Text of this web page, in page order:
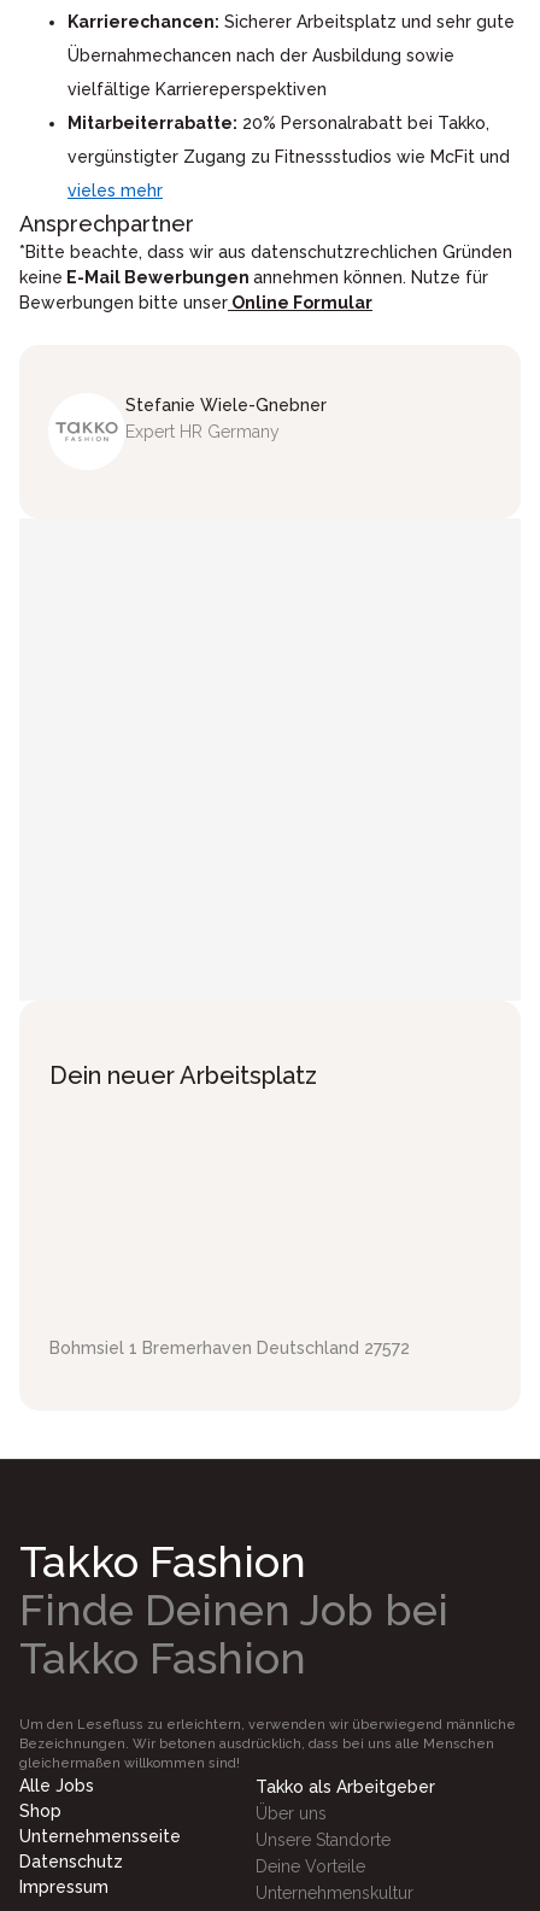
Karrierechancen: Sicherer Arbeitsplatz und sehr gute
Übernahmechancen nach der Ausbildung sowie
vielfältige Karriereperspektiven
Mitarbeiterrabatte: 20% Personalrabatt bei Takko,
vergünstigter Zugang zu Fitnessstudios wie McFit und
vieles mehr
Ansprechpartner
*Bitte beachte, dass wir aus datenschutzrechlichen Gründen
keine E-Mail Bewerbungen annehmen können. Nutze für
Bewerbungen bitte unser Online Formular
Stefanie Wiele-Gnebner
Expert HR Germany
Dein neuer Arbeitsplatz
Bohmsiel 1 Bremerhaven Deutschland 27572
Takko Fashion
Finde Deinen Job bei
Takko Fashion
Um den Lesefluss zu erleichtern, verwenden wir überwiegend männliche
Bezeichnungen. Wir betonen ausdrücklich, dass bei uns alle Menschen
gleichermaßen willkommen sind!
Alle Jobs
Shop
Unternehmensseite
Datenschutz
Impressum
Takko als Arbeitgeber
Über uns
Unsere Standorte
Deine Vorteile
Unternehmenskultur